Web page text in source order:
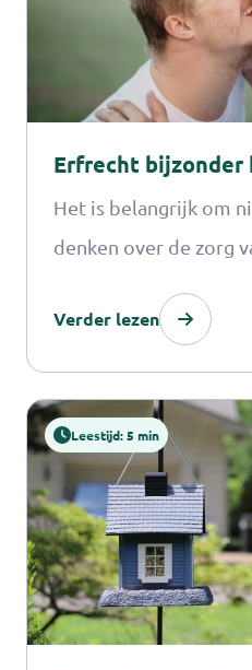
Erfrecht bijzonder
Het is belangrijk om
denken over de zorg
over de erfenis.
Verder lezen
Leestijd: 5 min